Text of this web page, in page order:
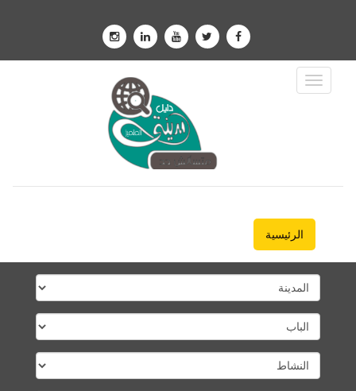
Toggle
Navigation
الرئيسية